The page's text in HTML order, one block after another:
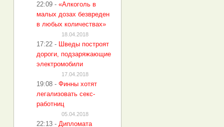
22:09 - «Алкоголь в
малых дозах безвреден
в любых количествах»
18.04.2018
17:22 - Шведы построят
дороги, подзаряжающие
электромобили
17.04.2018
19:08 - Финны хотят
легализовать секс-
работниц
05.04.2018
22:13 - Дипломата